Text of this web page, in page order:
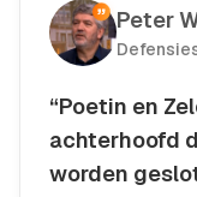
Peter
“Poetin en
achterhoofd
worden